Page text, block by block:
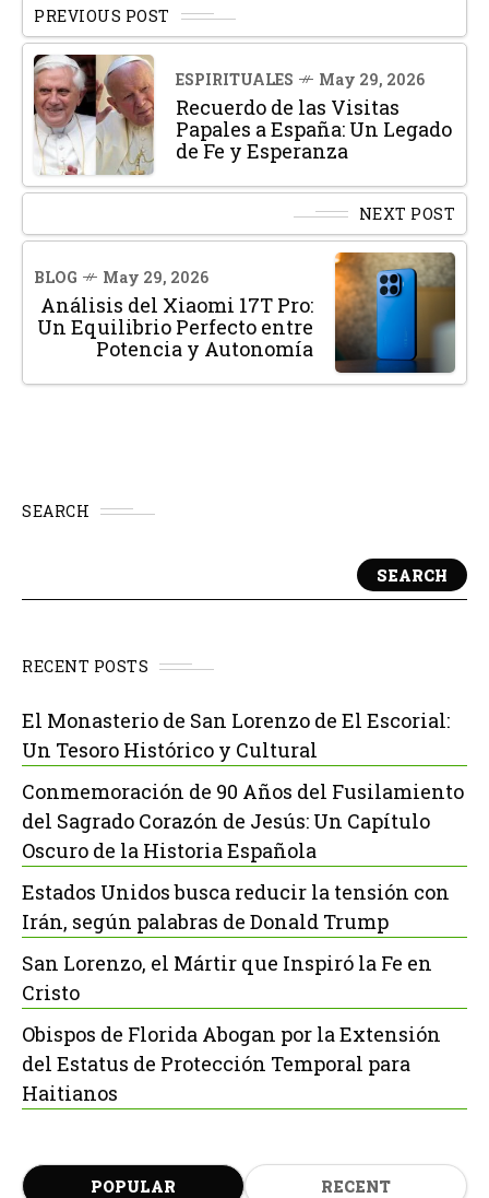
PREVIOUS POST
ESPIRITUALES May 29, 2026
Recuerdo de las Visitas
Papales a España: Un Legado
de Fe y Esperanza
NEXT POST
BLOG May 29, 2026
Análisis del Xiaomi 17T Pro:
Un Equilibrio Perfecto entre
Potencia y Autonomía
SEARCH
SEARCH
RECENT POSTS
El Monasterio de San Lorenzo de El Escorial:
Un Tesoro Histórico y Cultural
Conmemoración de 90 Años del Fusilamiento
del Sagrado Corazón de Jesús: Un Capítulo
Oscuro de la Historia Española
Estados Unidos busca reducir la tensión con
Irán, según palabras de Donald Trump
San Lorenzo, el Mártir que Inspiró la Fe en
Cristo
Obispos de Florida Abogan por la Extensión
del Estatus de Protección Temporal para
Haitianos
POPULAR RECENT